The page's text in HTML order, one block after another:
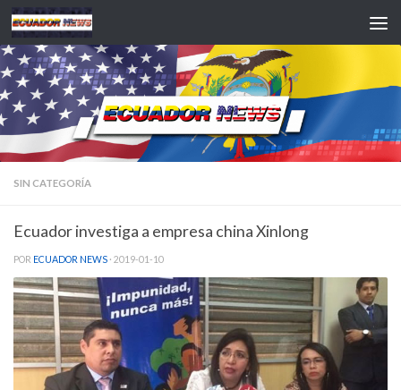
Saltar al contenido
SIN CATEGORÍA
Ecuador investiga a empresa china Xinlong
POR ECUADOR NEWS · 2019-01-10